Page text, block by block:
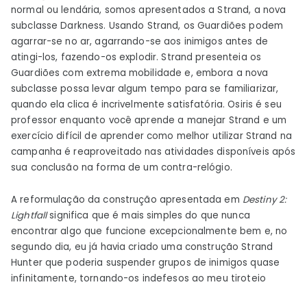
normal ou lendária, somos apresentados a Strand, a nova
subclasse Darkness. Usando Strand, os Guardiões podem
agarrar-se no ar, agarrando-se aos inimigos antes de
atingi-los, fazendo-os explodir. Strand presenteia os
Guardiões com extrema mobilidade e, embora a nova
subclasse possa levar algum tempo para se familiarizar,
quando ela clica é incrivelmente satisfatória. Osiris é seu
professor enquanto você aprende a manejar Strand e um
exercício difícil de aprender como melhor utilizar Strand na
campanha é reaproveitado nas atividades disponíveis após
sua conclusão na forma de um contra-relógio.
A reformulação da construção apresentada em Destiny 2:
Lightfallsignifica que é mais simples do que nunca
encontrar algo que funcione excepcionalmente bem e, no
segundo dia, eu já havia criado uma construção Strand
Hunter que poderia suspender grupos de inimigos quase
infinitamente, tornando-os indefesos ao meu tiroteio